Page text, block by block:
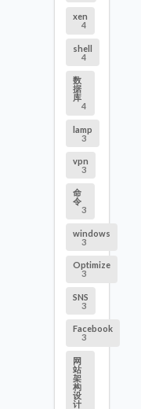
xen
4
shell
4
数
据
库
4
lamp
3
vpn
3
命
令
3
windows
3
Optimize
3
SNS
3
Facebook
3
网
站
架
构
设
计